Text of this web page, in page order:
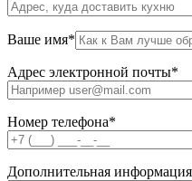
Ваше имя*
Адрес электронной почты*
Номер телефона*
Дополнительная информация